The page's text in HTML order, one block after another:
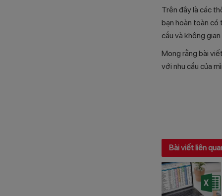
Trên đây là các
bạn hoàn toàn có
cầu và không
Mong rằng bài
với nhu cầu của
Bài viết liên